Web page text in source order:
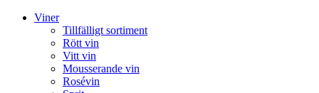
Viner
Tillfälligt sortiment
Rött vin
Vitt vin
Mousserande vin
Rosévin